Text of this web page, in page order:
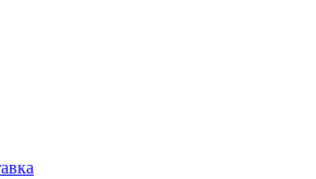
овощная
(Витлуф)